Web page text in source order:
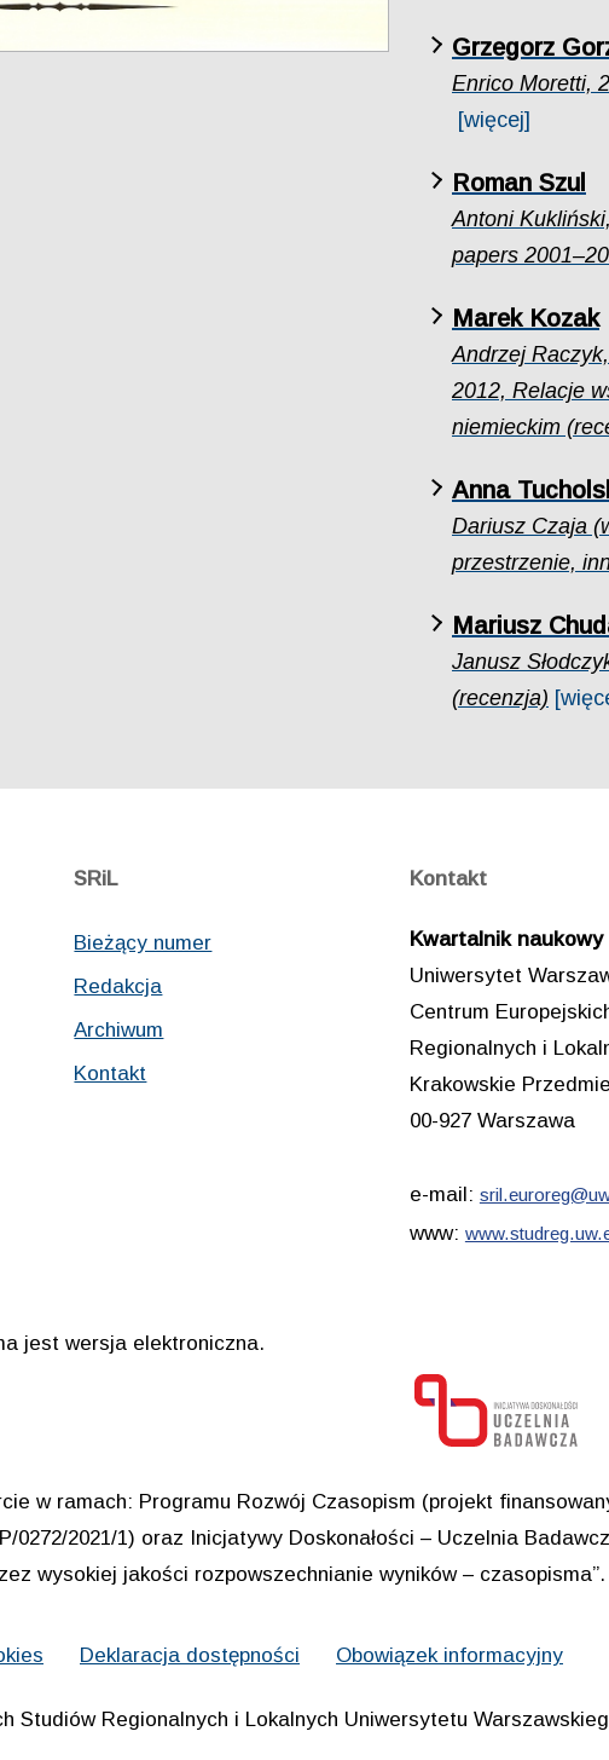
Grzegorz
Enrico Moretti,
[więcej]
Roman Szul
Antoni
papers
Marek Kozak
Andrzej
2012, Relacje
niemieckim
Anna
Dariusz Czaja
przestrzenie,
Mariusz
Janusz
(recenzja)
SRiL
Bieżący numer
Redakcja
Archiwum
Kontakt
Kontakt
Kwartalnik
Uniwersytet
Centrum
Regionalnych i
Krakowskie
00-927 Warszawa
e-mail:
www:
jest wersja elektroniczna.
w ramach: Programu Rozwój Czasopism (projekt
0272/2021/1) oraz Inicjatywy Doskonałości – Uczelnia
wysokiej jakości rozpowszechnianie wyników – czasopisma”.
Deklaracja dostępności Obowiązek informacyjny
Studiów Regionalnych i Lokalnych Uniwersytetu